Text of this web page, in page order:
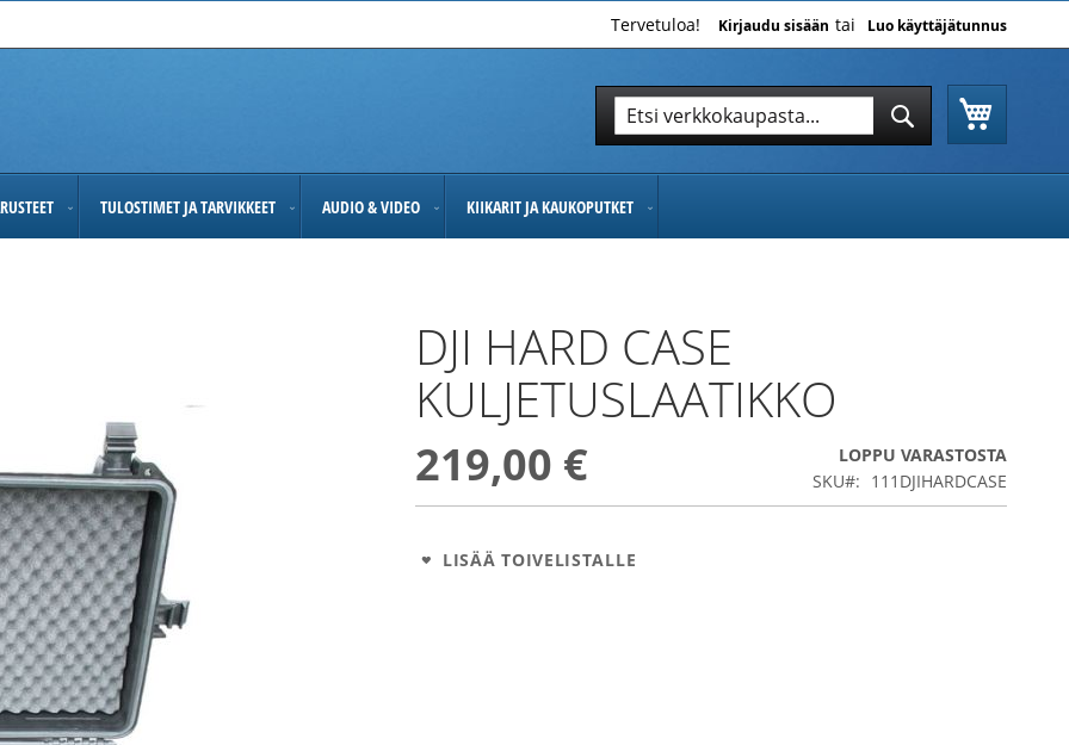
Tervetuloa! Kirjaudu sisään Luo käyttäjätunnus
Hae
TULOSTIMET JA TARVIKKEET AUDIO & VIDEO KIIKARIT JA KAUKOPUTKET
DJI HARD CASE
KULJETUSLAATIKKO
219,00 €
LOPPU VARASTOSTA
SKU
111DJIHARDCASE
LISÄÄ TOIVELISTALLE